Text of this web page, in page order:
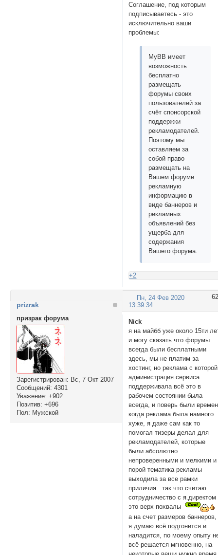
Соглашение, под которым
подписываетесь - это
исключительно ваши
проблемы:
MyBB имеет
возможность
бесплатно
размещать
форумы своих
пользователей за
счёт спонсорской
поддержки
рекламодателей.
Поэтому мы
оставляем за
собой право
размещать на
Вашем форуме
рекламную
информацию в
виде баннеров и
рекламных
объявлений без
ущерба для
содержания
Вашего форума.
+2
62
Пн, 24 Фев 2020
13:39:34
prizrak
призрак форума
Зарегистрирован: Вс, 7 Окт 2007
Сообщений: 4301
Уважение: +902
Позитив: +696
Пол: Мужской
Nick
я на майбб уже около 15ти
и могу сказать что форумы
всегда были бесплатными
здесь, мы не платим за
хостинг, но реклама с которой
администрация сервиса
поддерживала всё это в
рабочем состоянии была
всегда, и поверь были
когда реклама была намного
хуже, я даже сам как то
помогал тизеры делал для
рекламодателей, которые
были абсолютно
непроверенными и мелкими и
порой тематика рекламы
выходила за все рамки
приличия.. так что считаю
сотрудничество с я.директом
это верх похвалы
а на счет размеров баннеров,
я думаю всё подгонится и
наладится, по моему опыту
всё решается мгновенно, на